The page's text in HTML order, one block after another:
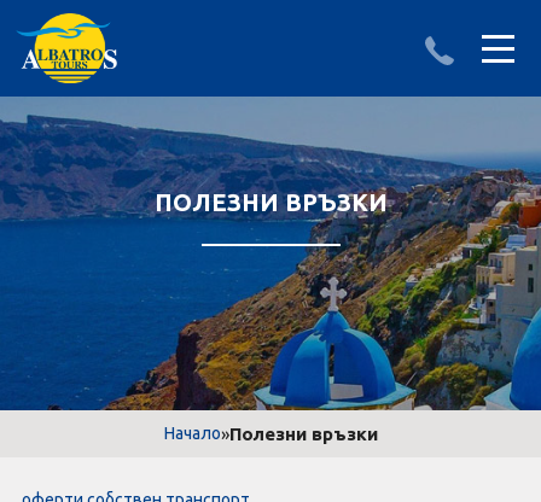
ДЕСТИНАЦИИ
АЛБАНИЯ
ТУРЦИЯ
LAST MINUTE оферти
ИЗПРАТИ ЗАПИТВАНЕ
ПОЛЕЗНИ ВРЪЗКИ
Начало»Полезни връзки